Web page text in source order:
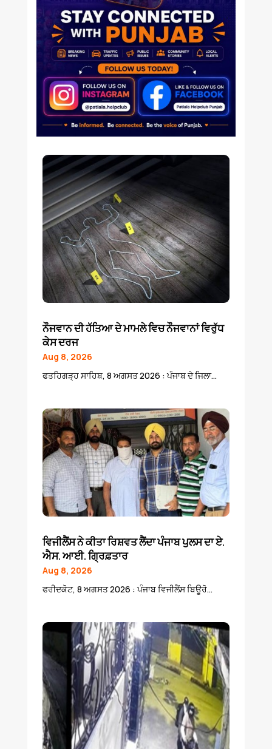
ਨੌਜਵਾਨ ਦੀ ਹੱਤਿਆ ਦੇ ਮਾਮਲੇ ਵਿਚ ਨੌਜਵਾਨਾਂ ਵਿਰੁੱਧ
ਕੇਸ ਦਰਜ
Aug 8, 2026
ਫਤਹਿਗੜ੍ਹ ਸਾਹਿਬ, 8 ਅਗਸਤ 2026 : ਪੰਜਾਬ ਦੇ ਜਿਲਾ...
ਵਿਜੀਲੈਂਸ ਨੇ ਕੀਤਾ ਰਿਸ਼ਵਤ ਲੈਂਦਾ ਪੰਜਾਬ ਪੁਲਸ ਦਾ ਏ.
ਐਸ. ਆਈ. ਗ੍ਰਿਫ਼ਤਾਰ
Aug 8, 2026
ਫਰੀਦਕੋਟ, 8 ਅਗਸਤ 2026 : ਪੰਜਾਬ ਵਿਜੀਲੈਂਸ ਬਿਊਰੋ...